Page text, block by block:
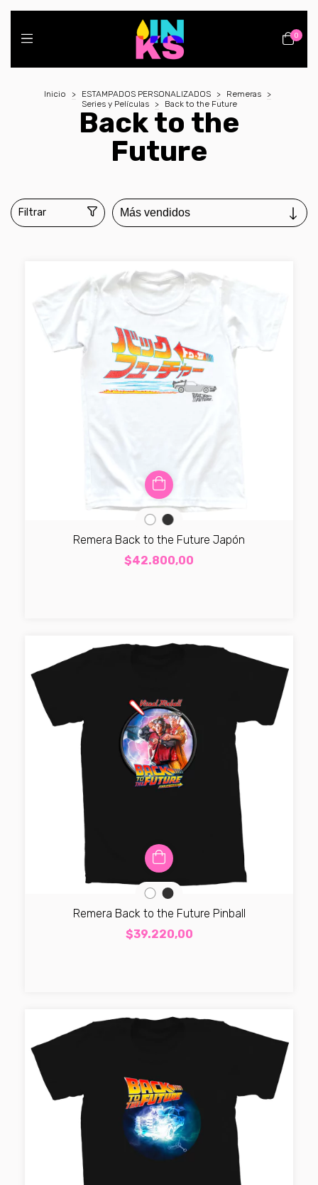
0
Inicio > ESTAMPADOS PERSONALIZADOS > Remeras
>
Series y Películas
> Back to the Future
Back to the
Future
Filtrar
Remera Back to the Future Japón
$42.800,00
Remera Back to the Future Pinball
$39.220,00